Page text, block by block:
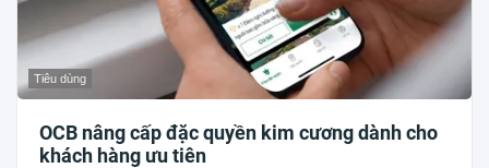
Tiêu dùng
OCB nâng cấp đặc quyền kim cương dành cho
khách hàng ưu tiên